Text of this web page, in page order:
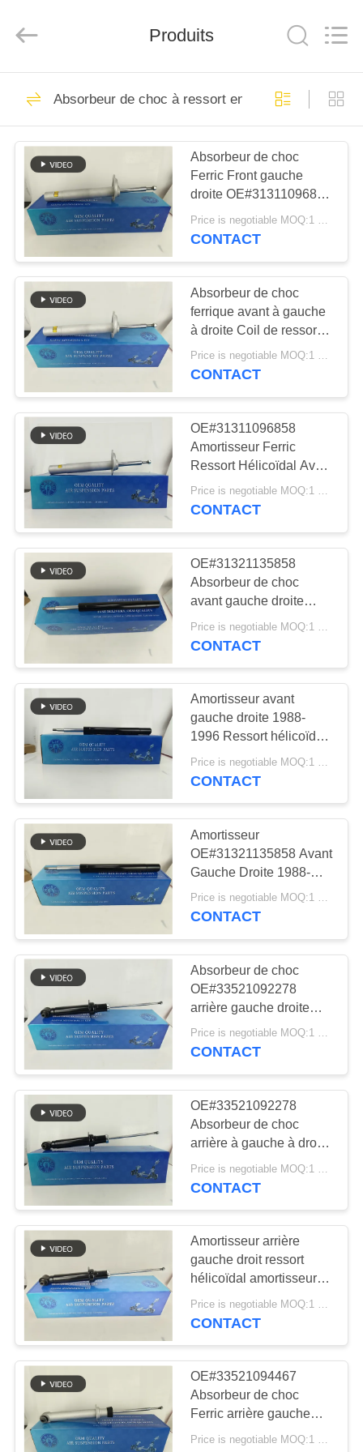
MAISON
DES
PRODUITS
VIDÉOS
À
PROPOS
DE
NOUS
VISITE
DE
L'USINE
CONTRÔLE
DE
QUALITÉ
NOUS
CONTACTER
NOUVELLES
DEMANDER
UN DEVIS
PLAN
DU
SITE
POLITIQUE
auto
Rights
Choc de suspension
d'air
3756
ressorts de
suspension d'air
1648
pièces de
suspension d'air de
Mercedes-benz
BMW aèrent des
pièces de
suspension
334
Pièces de
suspension d'air
d'Audi
Absorbeur de choc
de suspension
aérienne
115
Pièces de
suspension d'air de
Land Rover
Compresseur de
suspension d'air
1058
Produits
Absorbeur de choc à ressort en bobine
Absorbeur de choc
Ferric Front gauche
droite OE#31311096858
Choc de ressort en
bobine pour E39
Price is negotiable MOQ:1 pièces
CONTACT
Absorbeur de choc
ferrique avant à gauche
à droite Coil de ressort
de choc pour E39
OE#31311096858
Price is negotiable MOQ:1 pièces
CONTACT
OE#31311096858
Amortisseur Ferric
Ressort Hélicoïdal Avant
Gauche Droite
Amortisseur pour E39
Price is negotiable MOQ:1 pièces
CONTACT
OE#31321135858
Absorbeur de choc
avant gauche droite
1988-1996 Choc de
ressort en bobine pour
CONTACT
Amortisseur avant
gauche droite 1988-
1996 Ressort hélicoïdal
Amortisseur pour E34
OE#31321135858
Price is negotiable MOQ:1 pièces
CONTACT
Amortisseur
OE#31321135858 Avant
Gauche Droite 1988-
1996 Ressort hélicoïdal
Amortisseur pour E34
Price is negotiable MOQ:1 pièces
CONTACT
Absorbeur de choc
OE#33521092278
arrière gauche droite
1988-1996 Choc à
ressort en bobine pour
Price is negotiable MOQ:1 pièces
CONTACT
OE#33521092278
Absorbeur de choc
arrière à gauche à droite
à bobine à ressort pour
E34 1988-1996
CONTACT
Amortisseur arrière
gauche droit ressort
hélicoïdal amortisseur
pour E34 1988-1996
OE#33521092278
Price is negotiable MOQ:1 pièces
CONTACT
OE#33521094467
Absorbeur de choc
Ferric arrière gauche
droite bobine de ressort
Price is negotiable MOQ:1 pièces